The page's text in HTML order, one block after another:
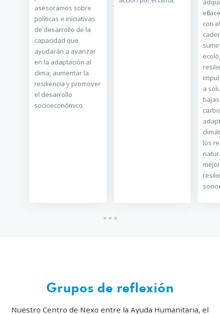
asesoramos sobre
políticas e iniciativas
de desarrollo de la
capacidad que
ayudarán a avanzar
en la adaptación al
clima, aumentar la
resiliencia y promover
el desarrollo
socioeconómico.
con
a
los
Grupos de reflexión
Nuestro Centro de Nexo entre la Ayuda Humanitaria, el